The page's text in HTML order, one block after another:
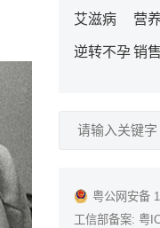
艾滋病 营
逆转不孕销
粤公网安备
工信部备案: 粤